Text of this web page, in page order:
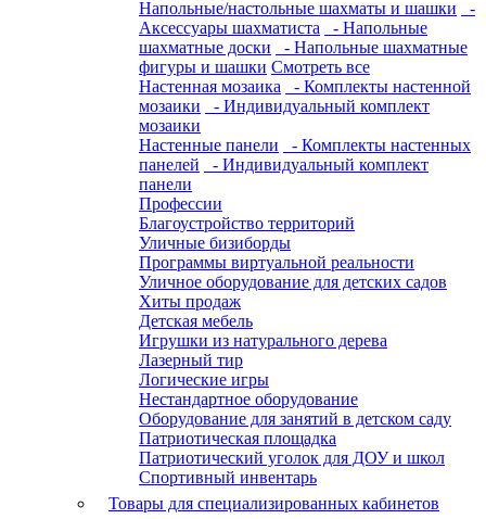
Напольные/настольные шахматы и шашки
-
Аксессуары шахматиста
- Напольные
шахматные доски
- Напольные шахматные
фигуры и шашки Смотреть все
Настенная мозаика
- Комплекты настенной
мозаики
- Индивидуальный комплект
мозаики
Настенные панели
- Комплекты настенных
панелей
- Индивидуальный комплект
панели
Профессии
Благоустройство территорий
Уличные бизиборды
Программы виртуальной реальности
Уличное оборудование для детских садов
Хиты продаж
Детская мебель
Игрушки из натурального дерева
Лазерный тир
Логические игры
Нестандартное оборудование
Оборудование для занятий в детском саду
Патриотическая площадка
Патриотический уголок для ДОУ и школ
Спортивный инвентарь
Товары для специализированных кабинетов